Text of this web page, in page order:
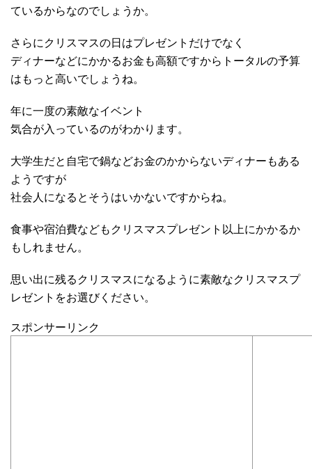
ているからなのでしょうか。
さらにクリスマスの日はプレゼントだけでなく
ディナーなどにかかるお金も高額ですからトータルの予算
はもっと高いでしょうね。
年に一度の素敵なイベント
気合が入っているのがわかります。
大学生だと自宅で鍋などお金のかからないディナーもある
ようですが
社会人になるとそうはいかないですからね。
食事や宿泊費などもクリスマスプレゼント以上にかかるか
もしれません。
思い出に残るクリスマスになるように素敵なクリスマスプ
レゼントをお選びください。
スポンサーリンク